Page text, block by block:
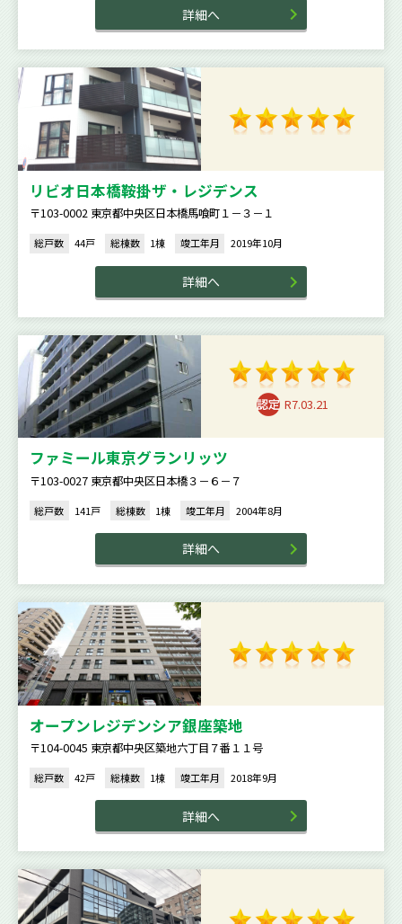
詳細へ
リビオ日本橋鞍掛ザ・レジデンス
〒103-0002 東京都中央区日本橋馬喰町１－３－１
総戸数 44戸 総棟数 1棟 竣工年月 2019年10月
詳細へ
R7.03.21
ファミール東京グランリッツ
〒103-0027 東京都中央区日本橋３－６－７
総戸数 141戸 総棟数 1棟 竣工年月 2004年8月
詳細へ
オープンレジデンシア銀座築地
〒104-0045 東京都中央区築地六丁目７番１１号
総戸数 42戸 総棟数 1棟 竣工年月 2018年9月
詳細へ